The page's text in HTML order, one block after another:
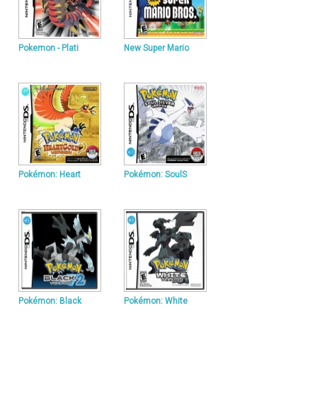
Pokemon - Plati New Super Mario
Pokémon: Heart Pokémon: SoulS
Pokémon: Black Pokémon: White